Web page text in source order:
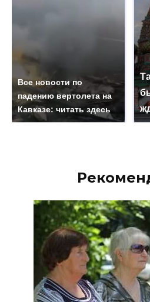
Все новости по
падению вертолета на
Кавказе: читать здесь